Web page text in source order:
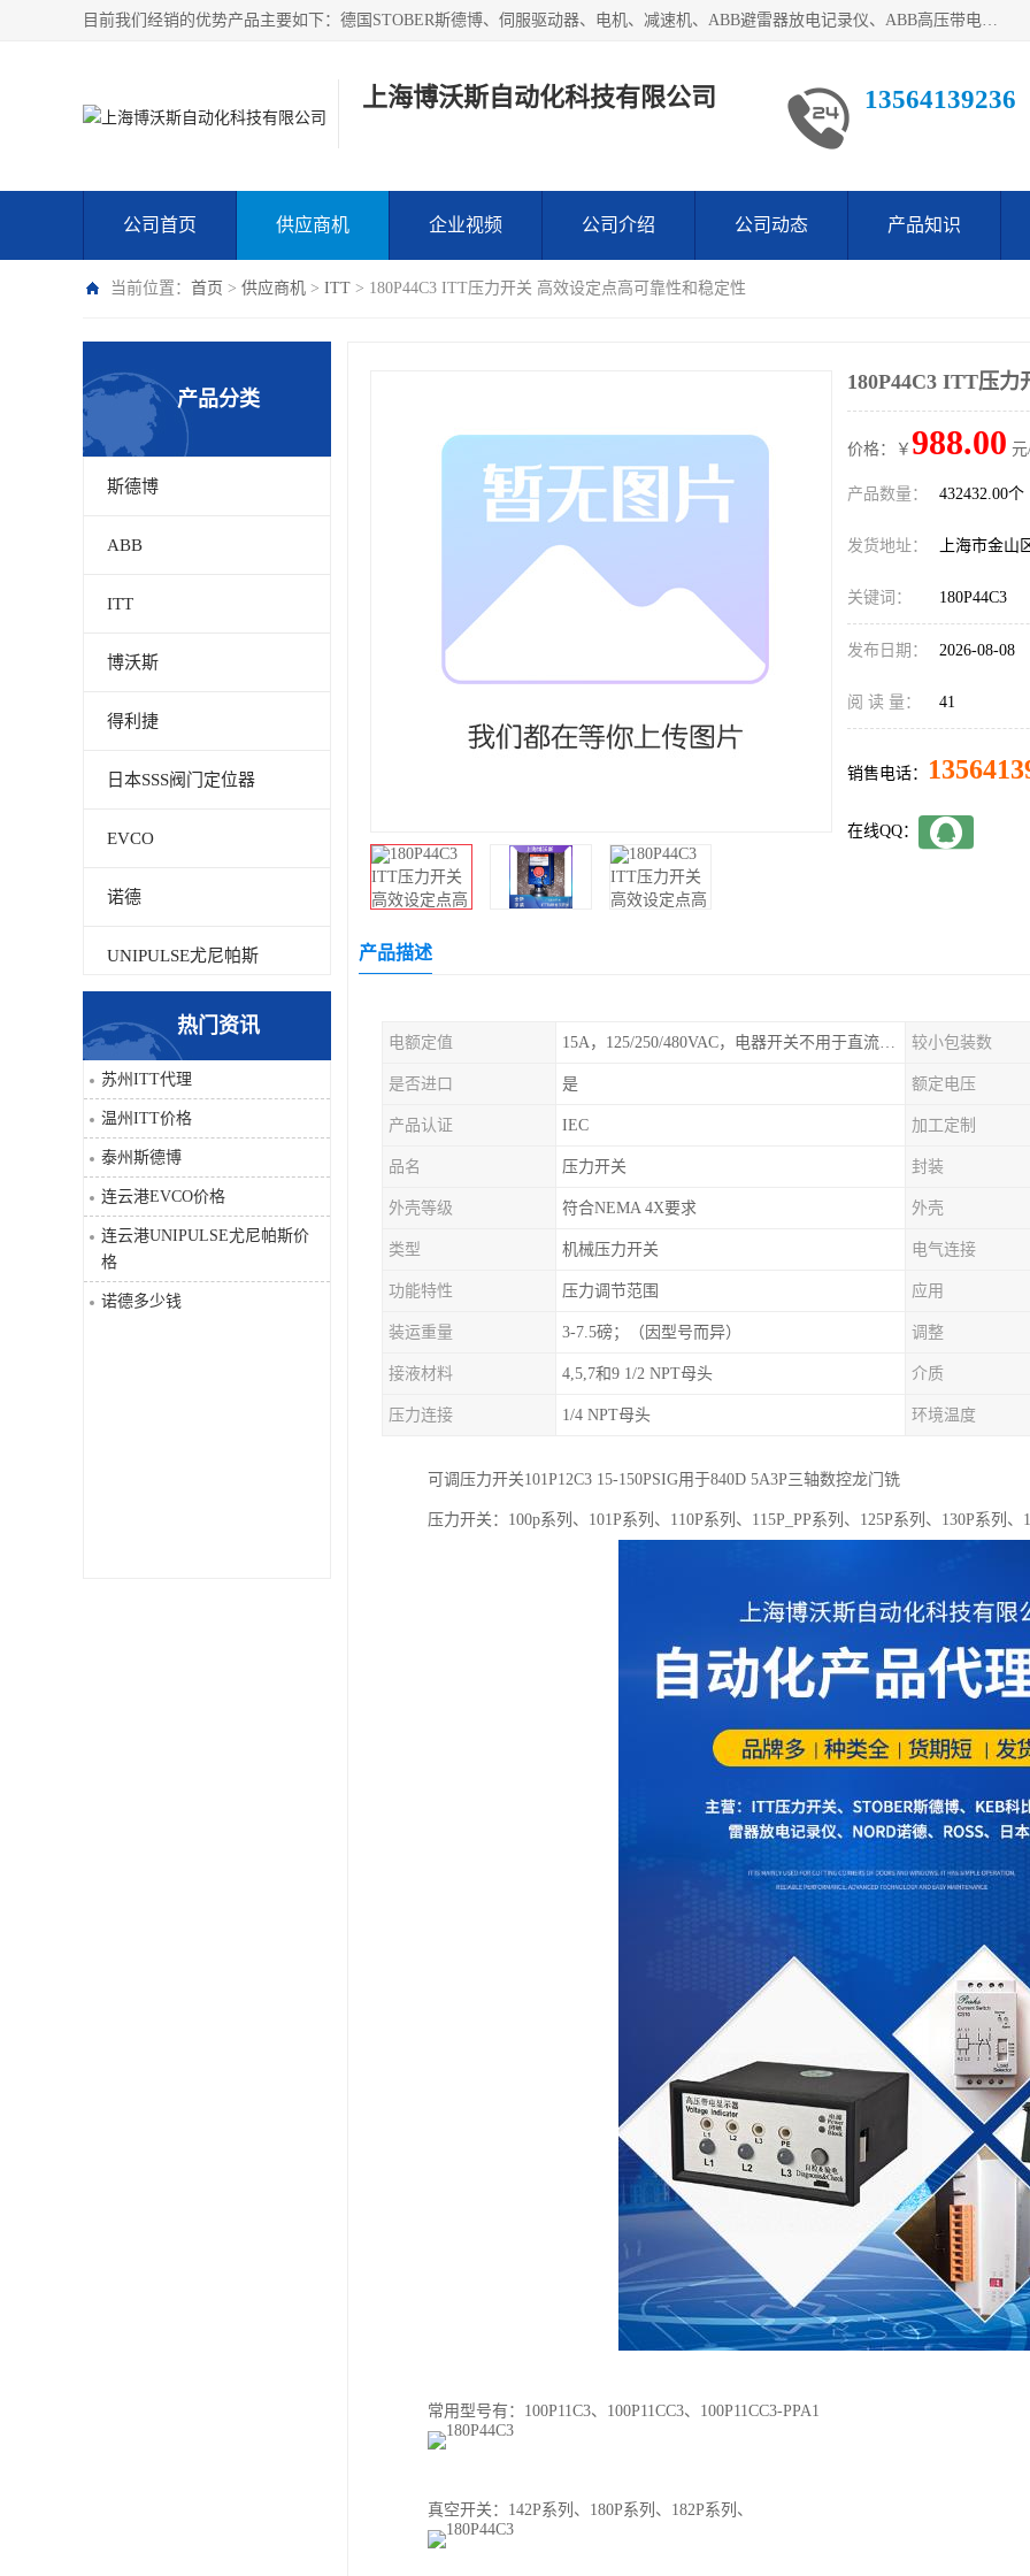
目前我们经销的优势产品主要如下：德国STOBER斯德博、伺服驱动器、电机、减速机、ABB避雷器放电记录仪、ABB高压带电指示器、模拟指示器、柜用照明灯、风机控制器、日本SSS阀门定位器；德国NORD诺德、德国SEW、ITT压力开关、ROSS、伦茨、WEST、ATOS、派克、SSS、三菱、 EVCO、 尤尼帕斯、日本三桥、三菱、威格士、KEB科比等等，品牌众多，无法一一列举！详情来电咨询
上海博沃斯自动化科技有限公司 13564139236
公司首页 供应商机 企业视频 公司介绍 公司动态 产品知识
当前位置： 首页 > 供应商机 > ITT > 180P44C3 ITT压力开关 高效设定点高可靠性和稳定性
产品分类
斯德博
ABB
ITT
博沃斯
得利捷
日本SSS阀门定位器
EVCO
诺德
UNIPULSE尤尼帕斯
科比
三菱
DRPAG
热门资讯
苏州ITT代理
温州ITT价格
泰州斯德博
连云港EVCO价格
连云港UNIPULSE尤尼帕斯价
格
诺德多少钱
180P44C3 ITT压
价格：￥ 988.00
产品数量： 432432.00个
发货地址： 上海市金山
关键词： 180P44C3
发布日期： 2026-08-08
阅 读 量： 41
销售电话：
在线QQ：
产品描述
电额定值 15A，125/250/480VAC，电器开关不用于直流电源形式 较小包装数
是否进口 是 额定电压
产品认证 IEC 加工定制
品名 压力开关 封装
外壳等级 符合NEMA 4X要求 外壳
类型 机械压力开关 电气连接
功能特性 压力调节范围 应用
装运重量 3-7.5磅；（因型号而异） 调整
接液材料 4,5,7和9 1/2 NPT母头 介质
压力连接 1/4 NPT母头 环境温度
可调压力开关101P12C3 15-150PSIG用于840D 5A3P三轴数控龙门铣
压力开关：100p系列、101P系列、110P系列、115P_PP系列、125P系列、130P系列、
常用型号有：100P11C3、100P11CC3、100P11CC3-PPA1
真空开关：142P系列、180P系列、182P系列、